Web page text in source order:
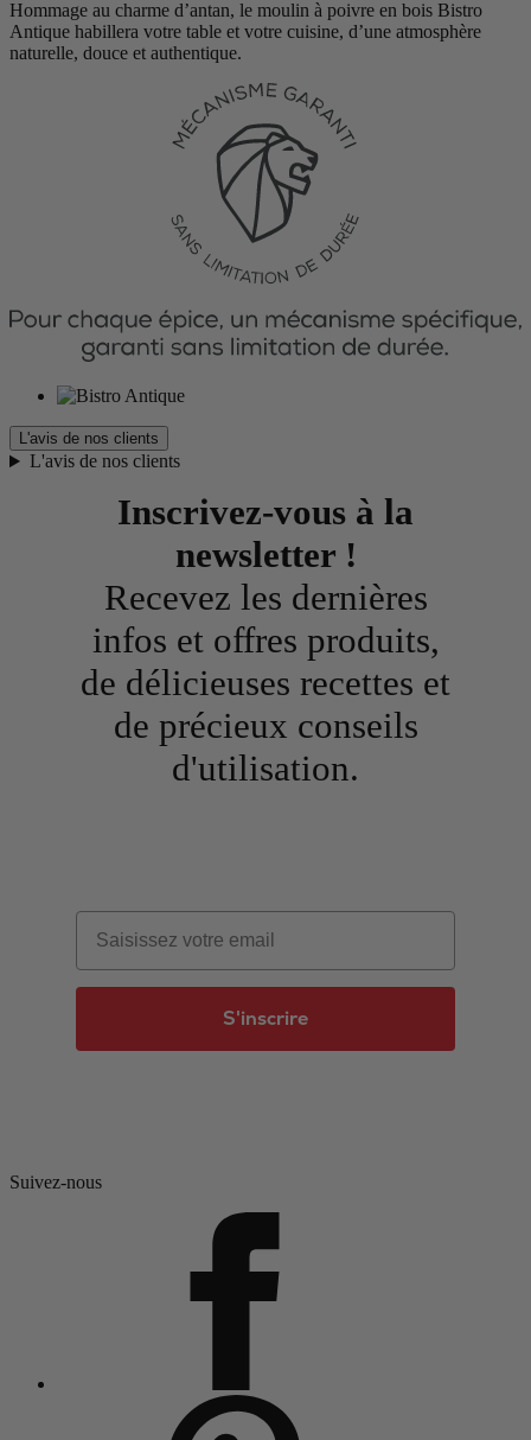
Hommage au charme d’antan, le moulin à poivre en bois Bistro
Antique habillera votre table et votre cuisine, d’une atmosphère
naturelle, douce et authentique.
L'avis de nos clients
L'avis de nos clients
Inscrivez-vous à la
newsletter !
Recevez les dernières
infos et offres produits,
de délicieuses recettes et
de précieux conseils
d'utilisation.
Email
S'inscrire
Suivez-nous